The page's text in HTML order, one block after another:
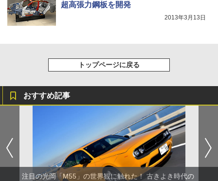
超高張力鋼板を開発
2013年3月13日
トップページに戻る
おすすめ記事
注目の光岡「M55」の世界観に触れた！ 古きよき時代の